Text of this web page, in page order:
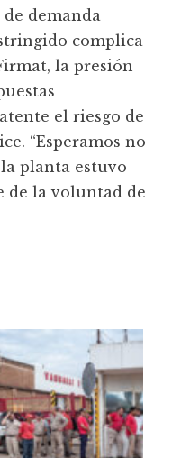
demanda
complica
la presión
el riesgo de
“Esperamos no
planta estuvo
de la voluntad de